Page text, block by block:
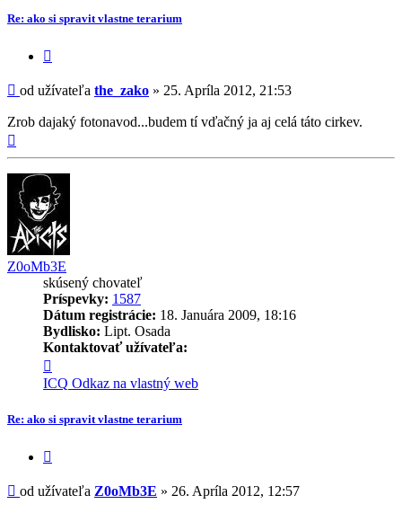
Re: ako si spravit vlastne terarium
Príspevok
od užívateľa the_zako » 25. Apríla 2012, 21:53
Zrob dajaký fotonavod...budem tí vďačný ja aj celá táto cirkev.
Z0oMb3E
skúsený chovateľ
Príspevky: 1587
Dátum registrácie: 18. Januára 2009, 18:16
Bydlisko: Lipt. Osada
Kontaktovať užívateľa:
informácie
-
Z0oMb3E
ICQ Odkaz na vlastný web
Re: ako si spravit vlastne terarium
Príspevok
od užívateľa Z0oMb3E » 26. Apríla 2012, 12:57